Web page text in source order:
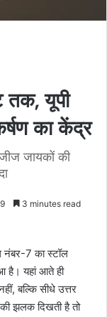
तक, यूपी
का केंद्र
जायकों की
3 minutes read
7 का स्टॉल
है। यहां आते ही
बल्कि सीधे उत्तर
झलक दिखती है तो